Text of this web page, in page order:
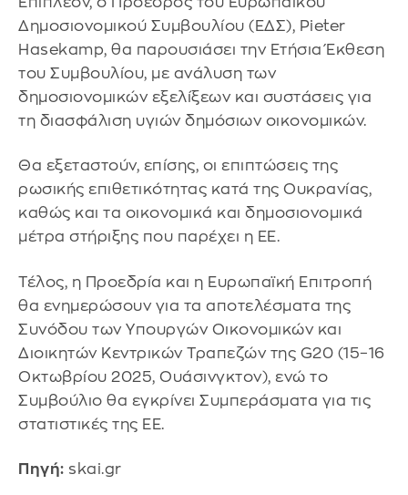
Δημοσιονομικού Συμβουλίου (ΕΔΣ), Pieter
Hasekamp, θα παρουσιάσει την Ετήσια Έκθεση
του Συμβουλίου, με ανάλυση των
δημοσιονομικών εξελίξεων και συστάσεις για
τη διασφάλιση υγιών δημόσιων οικονομικών.
Θα εξεταστούν, επίσης, οι επιπτώσεις της
ρωσικής επιθετικότητας κατά της Ουκρανίας,
καθώς και τα οικονομικά και δημοσιονομικά
μέτρα στήριξης που παρέχει η ΕΕ.
Τέλος, η Προεδρία και η Ευρωπαϊκή Επιτροπή
θα ενημερώσουν για τα αποτελέσματα της
Συνόδου των Υπουργών Οικονομικών και
Διοικητών Κεντρικών Τραπεζών της G20 (15–16
Οκτωβρίου 2025, Ουάσινγκτον), ενώ το
Συμβούλιο θα εγκρίνει Συμπεράσματα για τις
στατιστικές της ΕΕ.
Πηγή: skai.gr